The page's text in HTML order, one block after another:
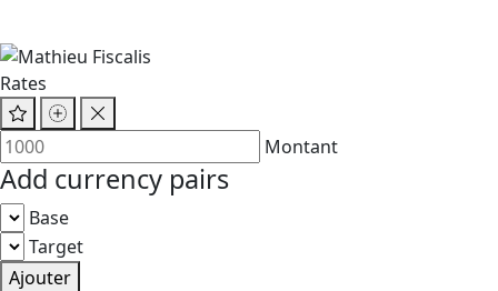
Rates
Montant
Add currency pairs
Base
Target
Ajouter